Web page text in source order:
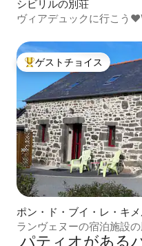
シビリルの別荘
ヴィアデュックに行こ
大好評のゲストチョイスで
ゲストチョイス
ポン・ド・ブイ・レ・キ
ランヴェヌーの宿泊施設
パティオがある